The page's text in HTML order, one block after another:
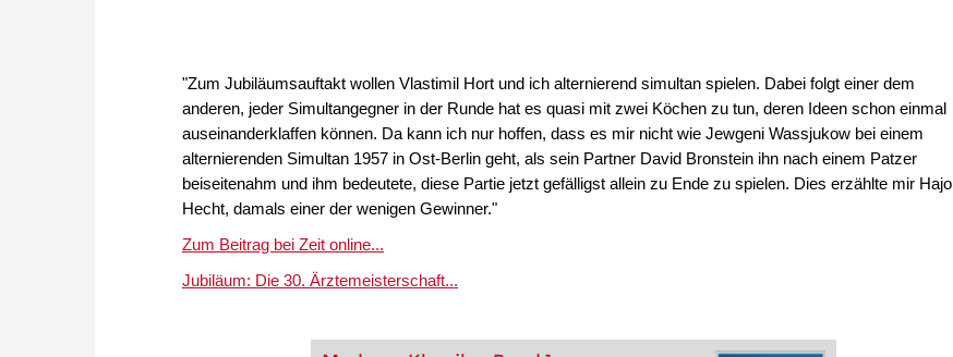
"Zum Jubiläumsauftakt wollen Vlastimil Hort und ich alternierend simultan spielen. Dabei folgt einer dem
anderen, jeder Simultangegner in der Runde hat es quasi mit zwei Köchen zu tun, deren Ideen schon einmal
auseinanderklaffen können. Da kann ich nur hoffen, dass es mir nicht wie Jewgeni Wassjukow bei einem
alternierenden Simultan 1957 in Ost-Berlin geht, als sein Partner David Bronstein ihn nach einem Patzer
beiseitenahm und ihm bedeutete, diese Partie jetzt gefälligst allein zu Ende zu spielen. Dies erzählte mir Hajo
Hecht, damals einer der wenigen Gewinner."
Zum Beitrag bei Zeit online...
Jubiläum: Die 30. Ärztemeisterschaft...